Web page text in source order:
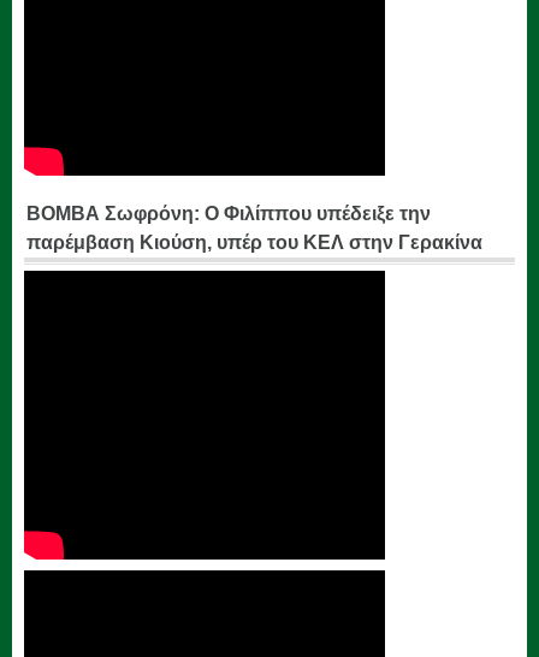
ΒΟΜΒΑ Σωφρόνη: Ο Φιλίππου υπέδειξε την
παρέμβαση Κιούση, υπέρ του ΚΕΛ στην Γερακίνα